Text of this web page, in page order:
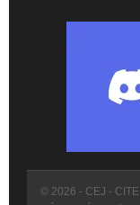
© 2026 - CEJ -